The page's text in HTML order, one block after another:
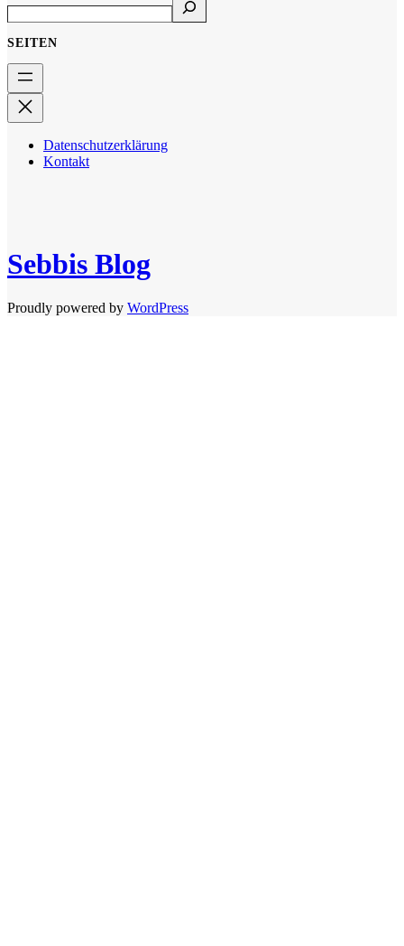
SEITEN
Datenschutzerklärung
Kontakt
Sebbis Blog
Proudly powered by WordPress